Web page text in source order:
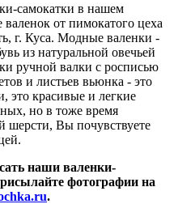
самокатки в нашем
от пимокатого цеха
г. Куса. Модные валенки -
из натуральной овечьей
ручной валки c росписью
и листьев вьюнка - это
это красивые и легкие
но в тоже время
шерсти, Вы почувствуете
наши валенки-
фотографии на
.